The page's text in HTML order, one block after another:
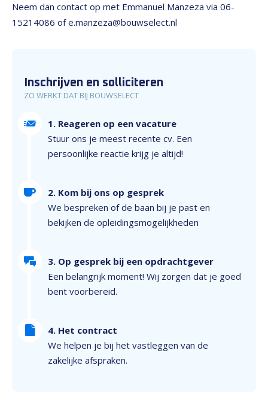
Neem dan contact op met Emmanuel Manzeza via 06-
15214086 of e.manzeza@bouwselect.nl
Inschrijven en solliciteren
ZO WERKT DAT BIJ BOUWSELECT
1. Reageren op een vacature
Stuur ons je meest recente cv. Een
persoonlijke reactie krijg je altijd!
2. Kom bij ons op gesprek
We bespreken of de baan bij je past en
bekijken de opleidingsmogelijkheden
3. Op gesprek bij een opdrachtgever
Een belangrijk moment! Wij zorgen dat je goed
bent voorbereid.
4. Het contract
We helpen je bij het vastleggen van de
zakelijke afspraken.